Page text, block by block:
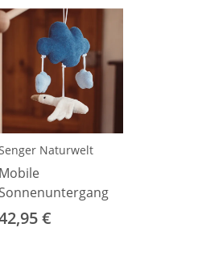
Naturwelt
Mobile
Sonnenuntergang
€